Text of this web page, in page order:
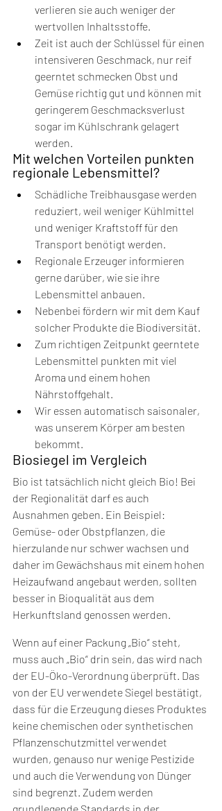
verlieren sie auch weniger der
wertvollen Inhaltsstoffe.
Zeit ist auch der Schlüssel für einen
intensiveren Geschmack, nur reif
geerntet schmecken Obst und
Gemüse richtig gut und können mit
geringerem Geschmacksverlust
sogar im Kühlschrank gelagert
werden.
Mit welchen Vorteilen punkten
regionale Lebensmittel?
Schädliche Treibhausgase werden
reduziert, weil weniger Kühlmittel
und weniger Kraftstoff für den
Transport benötigt werden.
Regionale Erzeuger informieren
gerne darüber, wie sie ihre
Lebensmittel anbauen.
Nebenbei fördern wir mit dem Kauf
solcher Produkte die Biodiversität.
Zum richtigen Zeitpunkt geerntete
Lebensmittel punkten mit viel
Aroma und einem hohen
Nährstoffgehalt.
Wir essen automatisch saisonaler,
was unserem Körper am besten
bekommt.
Biosiegel im Vergleich
Bio ist tatsächlich nicht gleich Bio! Bei
der Regionalität darf es auch
Ausnahmen geben. Ein Beispiel:
Gemüse- oder Obstpflanzen, die
hierzulande nur schwer wachsen und
daher im Gewächshaus mit einem hohen
Heizaufwand angebaut werden, sollten
besser in Bioqualität aus dem
Herkunftsland genossen werden.
Wenn auf einer Packung „Bio“ steht,
muss auch „Bio“ drin sein, das wird nach
der EU-Öko-Verordnung überprüft. Das
von der EU verwendete Siegel bestätigt,
dass für die Erzeugung dieses Produktes
keine chemischen oder synthetischen
Pflanzenschutzmittel verwendet
wurden, genauso nur wenige Pestizide
und auch die Verwendung von Dünger
sind begrenzt. Zudem werden